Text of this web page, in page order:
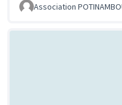
Association